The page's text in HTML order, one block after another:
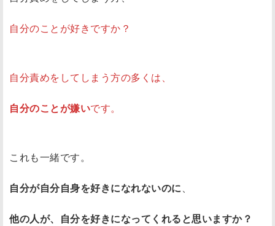
自分のことが好きですか？
自分責めをしてしまう方の多くは、
自分のことが嫌いです。
これも一緒です。
自分が自分自身を好きになれないのに、
他の人が、自分を好きになってくれると思いますか？